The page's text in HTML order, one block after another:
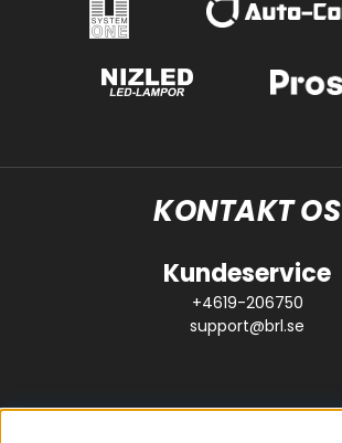
KONTAKT OS
Kundeservice
+4619-206750
support@brl.se